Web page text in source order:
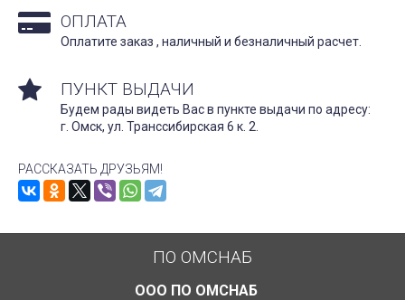
ОПЛАТА
Оплатите заказ , наличный и безналичный расчет.
ПУНКТ ВЫДАЧИ
Будем рады видеть Вас в пункте выдачи по адресу:
г. Омск, ул. Транссибирская 6 к. 2.
РАССКАЗАТЬ ДРУЗЬЯМ!
ПО ОМСНАБ
ООО ПО ОМСНАБ